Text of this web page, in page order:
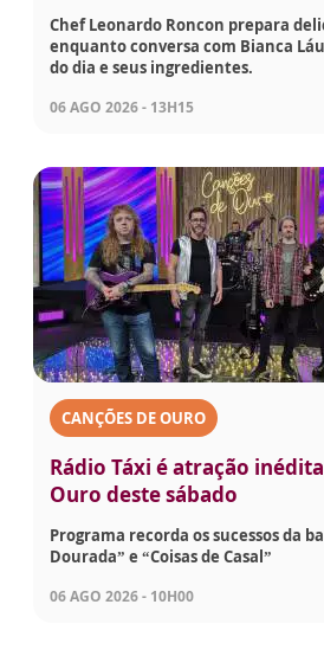
Chef Leonardo Roncon prepara
enquanto conversa com Bianca
do dia e seus ingredientes.
06 AGO 2026 - 13H15
CANÇÕES DE OURO
Rádio Táxi é atração
Ouro deste sábado
Programa recorda os sucessos da
Dourada” e “Coisas de Casal”
06 AGO 2026 - 10H00